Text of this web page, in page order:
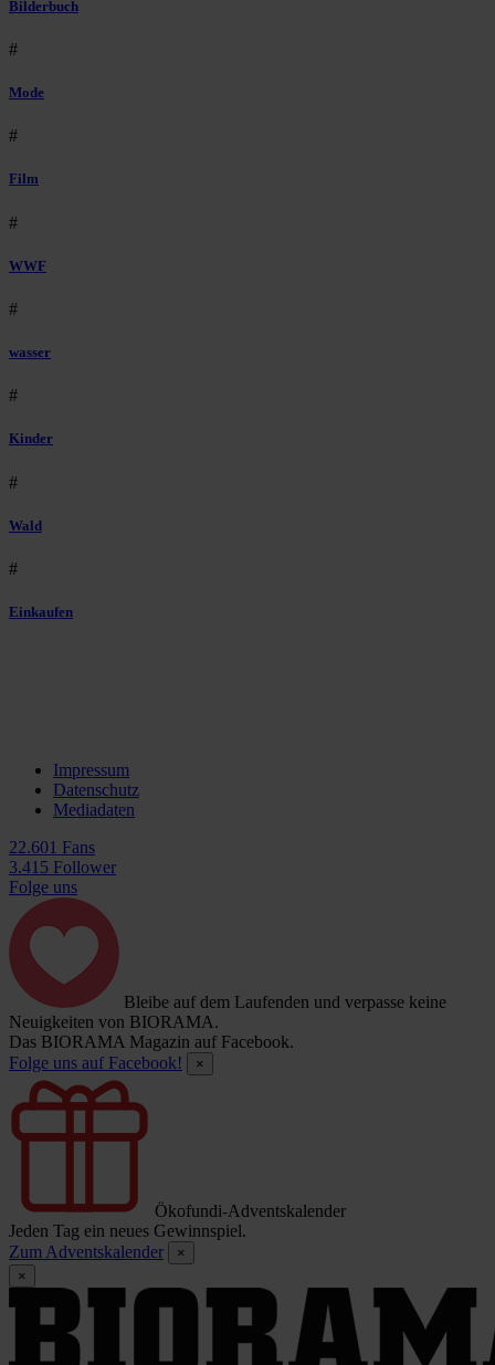
Bilderbuch
#
Mode
#
Film
#
WWF
#
wasser
#
Kinder
#
Wald
#
Einkaufen
Impressum
Datenschutz
Mediadaten
22.601 Fans
3.415 Follower
Folge uns
Bleibe auf dem Laufenden und verpasse keine
Neuigkeiten von BIORAMA.
Das BIORAMA Magazin auf Facebook.
Folge uns auf Facebook!
×
Ökofundi-Adventskalender
Jeden Tag ein neues Gewinnspiel.
Zum Adventskalender
×
×